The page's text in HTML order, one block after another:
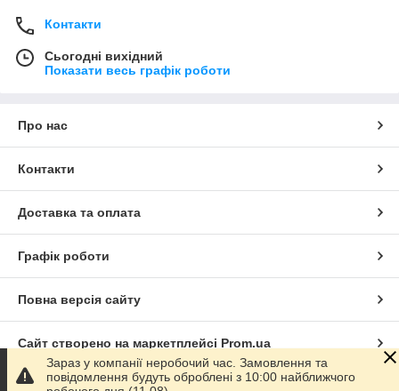
Контакти
Сьогодні вихідний
Показати весь графік роботи
Про нас
Контакти
Доставка та оплата
Графік роботи
Повна версія сайту
Сайт створено на маркетплейсі Prom.ua
Політика конфіденційності
Зараз у компанії неробочий час. Замовлення та
повідомлення будуть оброблені з 10:00 найближчого